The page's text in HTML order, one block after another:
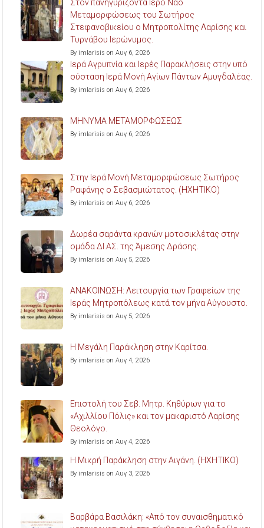
Στον πανηγυρίζοντα Ιερό Ναό
Μεταμορφώσεως του Σωτήρος
Στεφανοβικείου ο Μητροπολίτης Λαρίσης και
Τυρνάβου Ιερώνυμος.
By imlarisis on Αυγ 6, 2026
Ιερά Αγρυπνία και Ιερές Παρακλήσεις στην υπό
σύσταση Ιερά Μονή Αγίων Πάντων Αμυγδαλέας.
By imlarisis on Αυγ 6, 2026
ΜΗΝΥΜΑ ΜΕΤΑΜΟΡΦΩΣΕΩΣ
By imlarisis on Αυγ 6, 2026
Στην Ιερά Μονή Μεταμορφώσεως Σωτήρος
Ραψάνης ο Σεβασμιώτατος. (ΗΧΗΤΙΚΟ)
By imlarisis on Αυγ 6, 2026
Δωρέα σαράντα κρανών μοτοσικλέτας στην
ομάδα ΔΙ.ΑΣ. της Άμεσης Δράσης.
By imlarisis on Αυγ 5, 2026
ΑΝΑΚΟΙΝΩΣΗ: Λειτουργία των Γραφείων της
Ιεράς Μητροπόλεως κατά τον μήνα Αύγουστο.
By imlarisis on Αυγ 5, 2026
Η Μεγάλη Παράκληση στην Καρίτσα.
By imlarisis on Αυγ 4, 2026
Επιστολή του Σεβ. Μητρ. Κηθύρων για το
«Αχιλλίου Πόλις» και τον μακαριστό Λαρίσης
Θεολόγο.
By imlarisis on Αυγ 4, 2026
Η Μικρή Παράκληση στην Αιγάνη. (ΗΧΗΤΙΚΟ)
By imlarisis on Αυγ 3, 2026
Βαρβάρα Βασιλάκη: «Από τον συναισθηματικό